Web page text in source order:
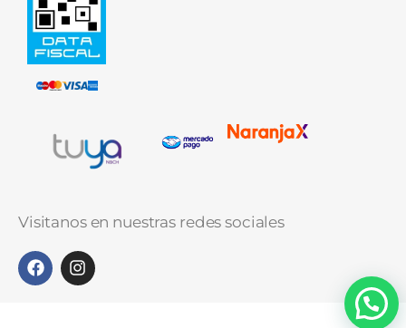
Visitanos en nuestras redes sociales